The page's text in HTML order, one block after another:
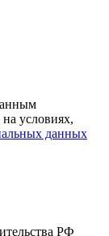
условиях,
данных
РФ